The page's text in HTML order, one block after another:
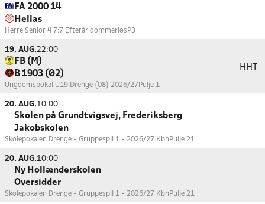
FA 2000 14
Hellas
Herre Senior 4 7:7 Efterår dommerløs P3
19. AUG.22:00
FB (M)
B 1903 (Ø2)
HHT
Ungdomspokal U19 Drenge (08) 2026/27 Pulje 1
20. AUG.10:00
Skolen på Grundtvigsvej, Frederiksberg
Jakobskolen
Skolepokalen Drenge - Gruppespil 1 - 2026/27 Kbh Pulje 21
20. AUG.10:00
Ny Hollænderskolen
Oversidder
Skolepokalen Drenge - Gruppespil 1 - 2026/27 Kbh Pulje 21